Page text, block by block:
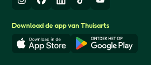
InstagramFacebook
LinkedInTikTokYoutube
Download de app van Thuisarts
Download in de App Store
Download